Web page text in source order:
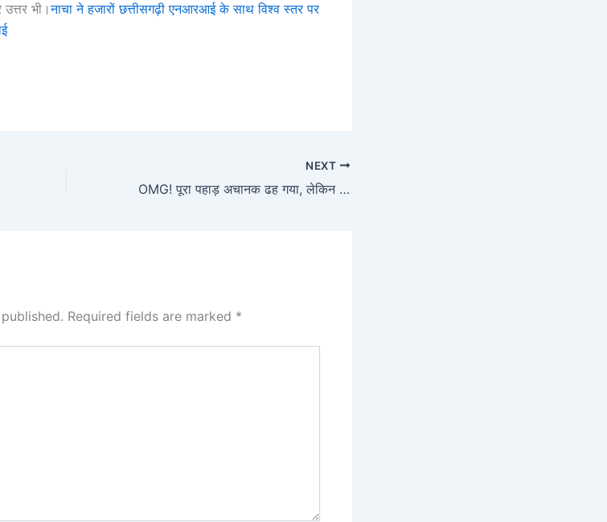
भी।नाचा ने हजारों छत्तीसगढ़ी एनआरआई के साथ विश्व स्तर पर
NEXT
OMG! पूरा पहाड़ अचानक ढह गया, लेकिन खजाना लूटने के लिए टूट पड़े लोग
Required fields are marked *